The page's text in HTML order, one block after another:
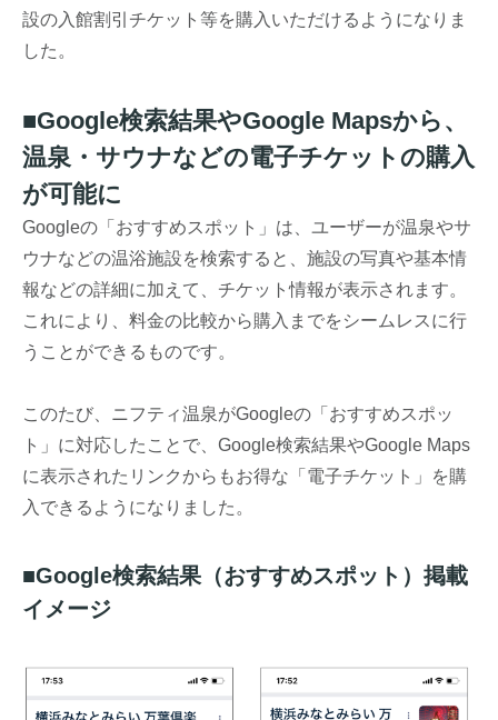
設の入館割引チケット等を購入いただけるようになりま
した。
■Google検索結果やGoogle Mapsから、
温泉・サウナなどの電子チケットの購入
が可能に
Googleの「おすすめスポット」は、ユーザーが温泉やサ
ウナなどの温浴施設を検索すると、施設の写真や基本情
報などの詳細に加えて、チケット情報が表示されます。
これにより、料金の比較から購入までをシームレスに行
うことができるものです。
このたび、ニフティ温泉がGoogleの「おすすめスポッ
ト」に対応したことで、Google検索結果やGoogle Maps
に表示されたリンクからもお得な「電子チケット」を購
入できるようになりました。
■Google検索結果（おすすめスポット）掲載
イメージ